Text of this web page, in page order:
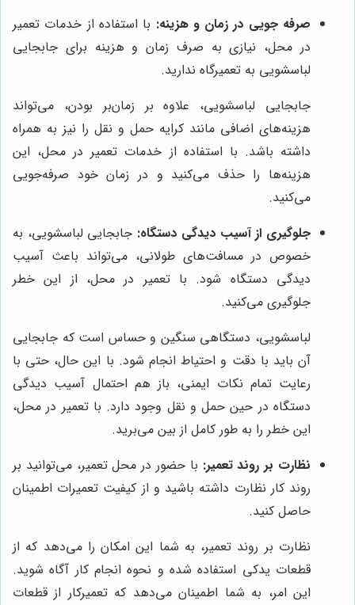
صرفه جویی در زمان و هزینه: با استفاده از خدمات تعمیر
در محل، نیازی به صرف زمان و هزینه برای جابجایی
لباسشویی به تعمیرگاه ندارید.
جابجایی لباسشویی، علاوه بر زمان‌بر بودن، می‌تواند
هزینه‌های اضافی مانند کرایه حمل و نقل را نیز به همراه
داشته باشد. با استفاده از خدمات تعمیر در محل، این
هزینه‌ها را حذف می‌کنید و در زمان خود صرفه‌جویی
می‌کنید.
جلوگیری از آسیب دیدگی دستگاه: جابجایی لباسشویی، به
خصوص در مسافت‌های طولانی، می‌تواند باعث آسیب
دیدگی دستگاه شود. با تعمیر در محل، از این خطر
جلوگیری می‌کنید.
لباسشویی، دستگاهی سنگین و حساس است که جابجایی
آن باید با دقت و احتیاط انجام شود. با این حال، حتی با
رعایت تمام نکات ایمنی، باز هم احتمال آسیب دیدگی
دستگاه در حین حمل و نقل وجود دارد. با تعمیر در محل،
این خطر را به طور کامل از بین می‌برید.
نظارت بر روند تعمیر: با حضور در محل تعمیر، می‌توانید بر
روند کار نظارت داشته باشید و از کیفیت تعمیرات اطمینان
حاصل کنید.
نظارت بر روند تعمیر، به شما این امکان را می‌دهد که از
قطعات یدکی استفاده شده و نحوه انجام کار آگاه شوید.
این امر، به شما اطمینان می‌دهد که تعمیرکار از قطعات